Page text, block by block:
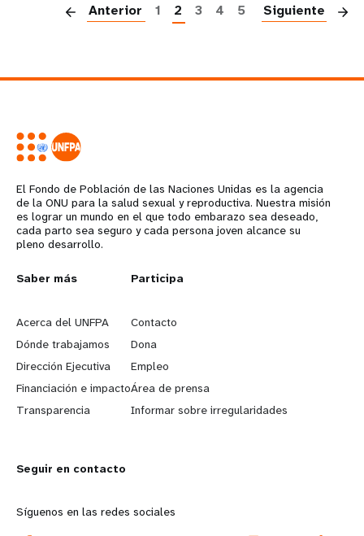
Anterior 1 2 3 4 5 Siguiente
El Fondo de Población de las Naciones Unidas es la agencia
de la ONU para la salud sexual y reproductiva. Nuestra misión
es lograr un mundo en el que todo embarazo sea deseado,
cada parto sea seguro y cada persona joven alcance su
pleno desarrollo.
L
e
a
r
n
o
r
Saber más
Acerca del UNFPA
Dónde trabajamos
Dirección Ejecutiva
Financiación e impacto
Transparencia
G
o
b
e
y
d
Participa
Contacto
Dona
Empleo
Área de prensa
Informar sobre irregularidades
Seguir en contacto
Síguenos en las redes sociales